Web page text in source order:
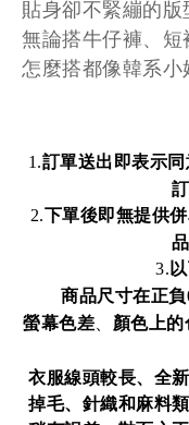
貼身卻不緊繃的
無論搭牛仔褲、短
怎麼搭都像韓系
1.訂單送出即表示
2.下單後即無提供
3.
商品尺寸在正負
螢幕色差
顏色上的
衣服線頭較長、全
掉毛、針織和麻料